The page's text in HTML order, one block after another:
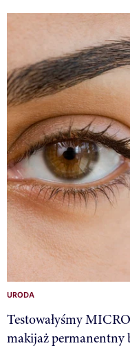
URODA
Testowałyśmy
makijaż permanentny